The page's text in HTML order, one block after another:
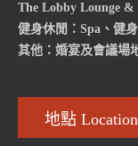
The Lobby Lounge
健身休閒：Spa、健
其他：婚宴及會議場
地點 Location